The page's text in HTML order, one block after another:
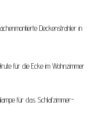
Deckenstrahler in
für die Ecke im Wohnzimmer
für das Schlafzimmer-